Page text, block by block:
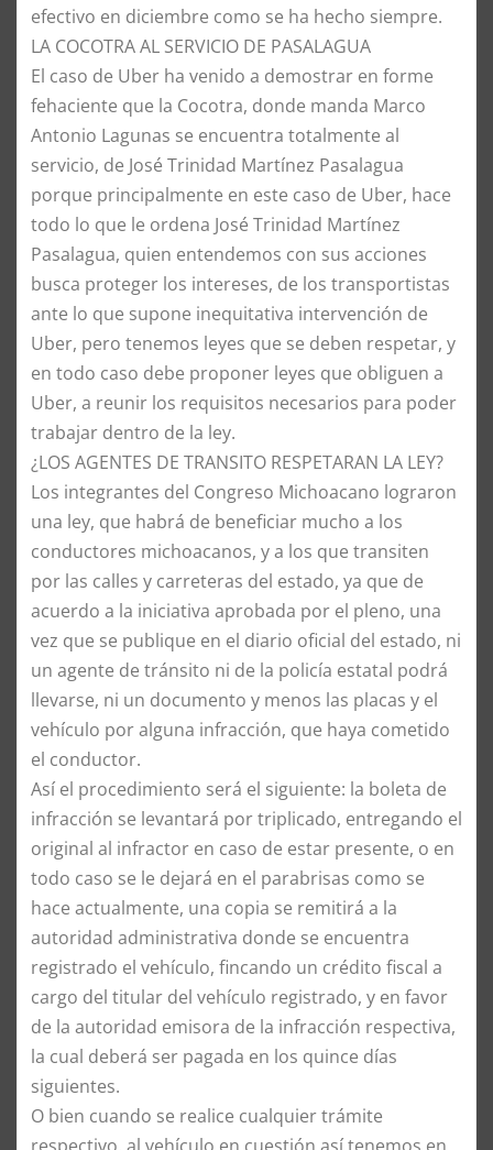
efectivo en diciembre como se ha hecho siempre.
​LA COCOTRA AL SERVICIO DE PASALAGUA
​El caso de Uber ha venido a demostrar en forme
fehaciente que la Cocotra, donde manda Marco
Antonio Lagunas se encuentra totalmente al
servicio, de José Trinidad Martínez Pasalagua
porque principalmente en este caso de Uber, hace
todo lo que le ordena José Trinidad Martínez
Pasalagua, quien entendemos con sus acciones
busca proteger los intereses, de los transportistas
ante lo que supone inequitativa intervención de
Uber, pero tenemos leyes que se deben respetar, y
en todo caso debe proponer leyes que obliguen a
Uber, a reunir los requisitos necesarios para poder
trabajar dentro de la ley.
​¿LOS AGENTES DE TRANSITO RESPETARAN LA LEY?
​Los integrantes del Congreso Michoacano lograron
una ley, que habrá de beneficiar mucho a los
conductores michoacanos, y a los que transiten
por las calles y carreteras del estado, ya que de
acuerdo a la iniciativa aprobada por el pleno, una
vez que se publique en el diario oficial del estado, ni
un agente de tránsito ni de la policía estatal podrá
llevarse, ni un documento y menos las placas y el
vehículo por alguna infracción, que haya cometido
el conductor.
​Así el procedimiento será el siguiente: la boleta de
infracción se levantará por triplicado, entregando el
original al infractor en caso de estar presente, o en
todo caso se le dejará en el parabrisas como se
hace actualmente, una copia se remitirá a la
autoridad administrativa donde se encuentra
registrado el vehículo, fincando un crédito fiscal a
cargo del titular del vehículo registrado, y en favor
de la autoridad emisora de la infracción respectiva,
la cual deberá ser pagada en los quince días
siguientes.
O bien cuando se realice cualquier trámite
respectivo, al vehículo en cuestión así tenemos en